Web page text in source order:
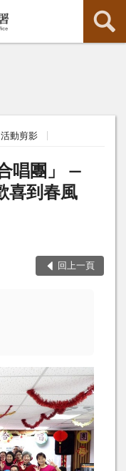
活動剪影
唱團」 —
喜到春風
回上一頁